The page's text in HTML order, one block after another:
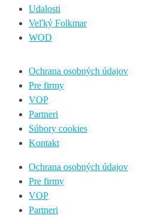
Udalosti
Veľký Folkmar
WOD
Ochrana osobných údajov
Pre firmy
VOP
Partneri
Súbory cookies
Kontakt
Ochrana osobných údajov
Pre firmy
VOP
Partneri